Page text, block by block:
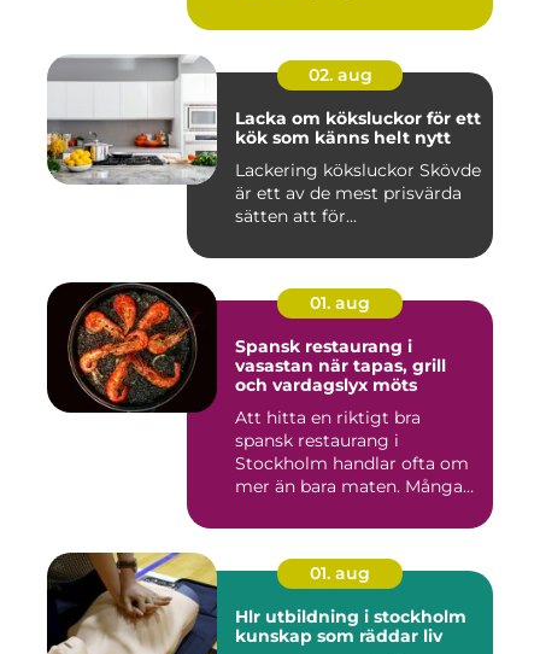
02. aug
Lacka om köksluckor för ett
kök som känns helt nytt
Lackering köksluckor Skövde
är ett av de mest prisvärda
sätten att för...
01. aug
Spansk restaurang i
vasastan när tapas, grill
och vardagslyx möts
Att hitta en riktigt bra
spansk restaurang i
Stockholm handlar ofta om
mer än bara maten. Många
01. aug
Hlr utbildning i stockholm
kunskap som räddar liv